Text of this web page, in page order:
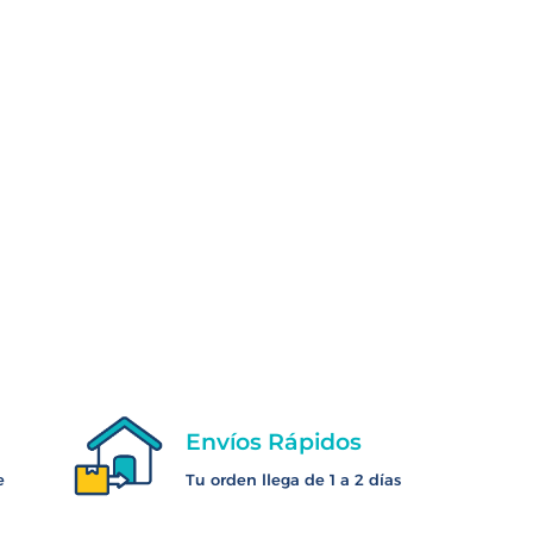
Envíos Rápidos
Tu orden llega de 1 a 2 días